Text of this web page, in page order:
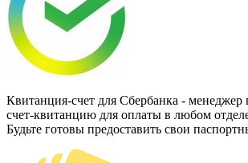
Квитанция-счет для Сбербанка - менеджер
счет-квитанцию для оплаты в любом
Будьте готовы предоставить свои